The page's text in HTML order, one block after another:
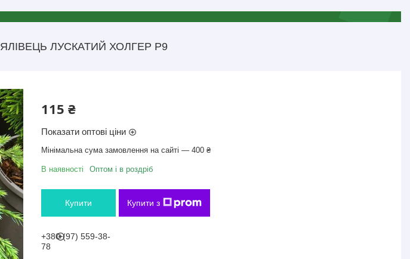
ЯЛІВЕЦЬ ЛУСКАТИЙ ХОЛГЕР Р9
115 ₴
Показати оптові ціни
Мінімальна сума замовлення на сайті — 400 ₴
В наявності Оптом і в роздріб
Купити Купити з
+380 (97) 559-38-
78